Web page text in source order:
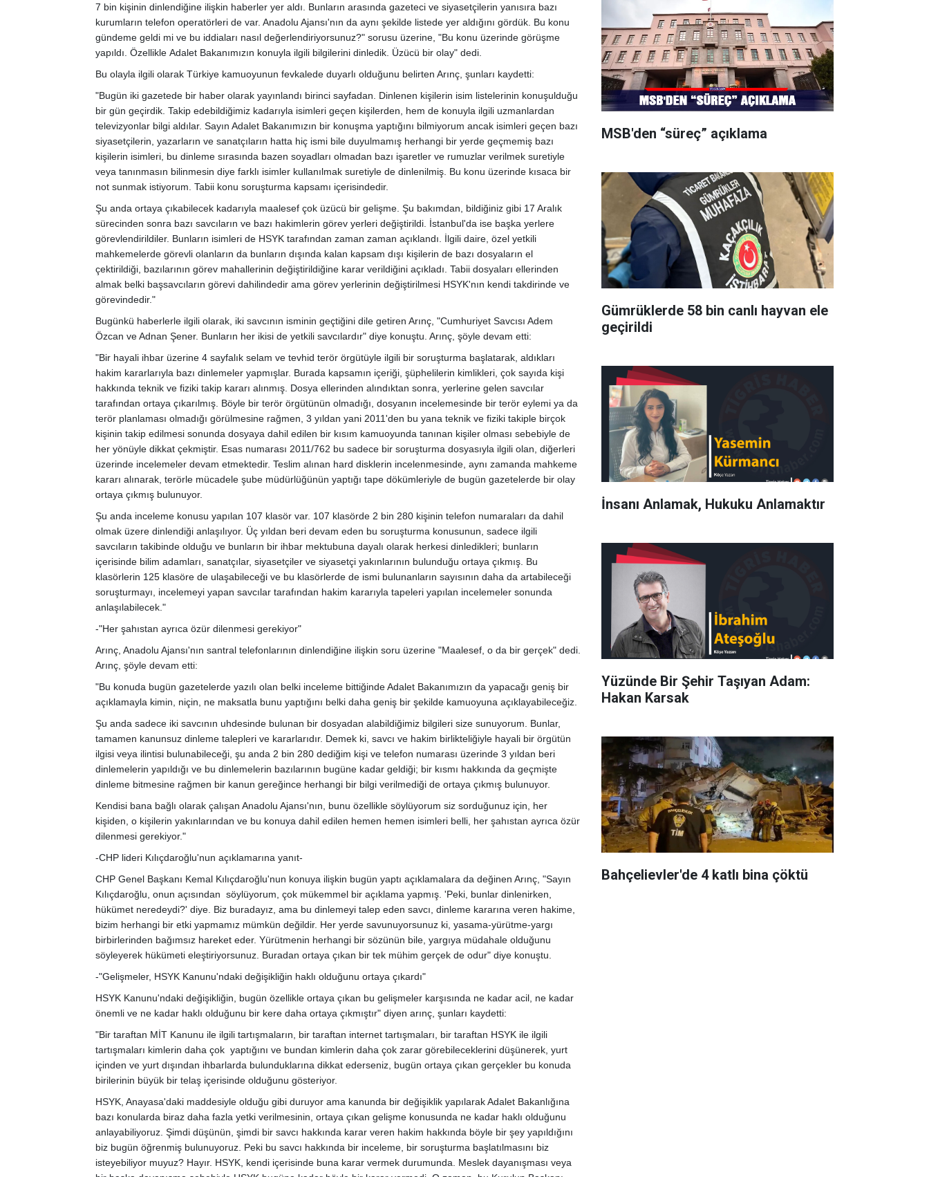
7 bin kişinin dinlendiğine ilişkin haberler yer aldı. Bunların arasında gazeteci ve siyasetçilerin yanısıra bazı
kurumların telefon operatörleri de var. Anadolu Ajansı'nın da aynı şekilde listede yer aldığını gördük. Bu konu
gündeme geldi mi ve bu iddiaları nasıl değerlendiriyorsunuz?" sorusu üzerine, "Bu konu üzerinde görüşme
yapıldı. Özellikle Adalet Bakanımızın konuyla ilgili bilgilerini dinledik. Üzücü bir olay" dedi.
Bu olayla ilgili olarak Türkiye kamuoyunun fevkalede duyarlı olduğunu belirten Arınç, şunları kaydetti:
"Bugün iki gazetede bir haber olarak yayınlandı birinci sayfadan. Dinlenen kişilerin isim listelerinin konuşulduğu
bir gün geçirdik. Takip edebildiğimiz kadarıyla isimleri geçen kişilerden, hem de konuyla ilgili uzmanlardan
televizyonlar bilgi aldılar. Sayın Adalet Bakanımızın bir konuşma yaptığını bilmiyorum ancak isimleri geçen bazı
siyasetçilerin, yazarların ve sanatçıların hatta hiç ismi bile duyulmamış herhangi bir yerde geçmemiş bazı
kişilerin isimleri, bu dinleme sırasında bazen soyadları olmadan bazı işaretler ve rumuzlar verilmek suretiyle
veya tanınmasın bilinmesin diye farklı isimler kullanılmak suretiyle de dinlenilmiş. Bu konu üzerinde kısaca bir
not sunmak istiyorum. Tabii konu soruşturma kapsamı içerisindedir.
Şu anda ortaya çıkabilecek kadarıyla maalesef çok üzücü bir gelişme. Şu bakımdan, bildiğiniz gibi 17 Aralık
sürecinden sonra bazı savcıların ve bazı hakimlerin görev yerleri değiştirildi. İstanbul'da ise başka yerlere
görevlendirildiler. Bunların isimleri de HSYK tarafından zaman zaman açıklandı. İlgili daire, özel yetkili
mahkemelerde görevli olanların da bunların dışında kalan kapsam dışı kişilerin de bazı dosyaların el
çektirildiği, bazılarının görev mahallerinin değiştirildiğine karar verildiğini açıkladı. Tabii dosyaları ellerinden
almak belki başsavcıların görevi dahilindedir ama görev yerlerinin değiştirilmesi HSYK'nın kendi takdirinde ve
görevindedir."
Bugünkü haberlerle ilgili olarak, iki savcının isminin geçtiğini dile getiren Arınç, "Cumhuriyet Savcısı Adem
Özcan ve Adnan Şener. Bunların her ikisi de yetkili savcılardır" diye konuştu. Arınç, şöyle devam etti:
"Bir hayali ihbar üzerine 4 sayfalık selam ve tevhid terör örgütüyle ilgili bir soruşturma başlatarak, aldıkları
hakim kararlarıyla bazı dinlemeler yapmışlar. Burada kapsamın içeriği, şüphelilerin kimlikleri, çok sayıda kişi
hakkında teknik ve fiziki takip kararı alınmış. Dosya ellerinden alındıktan sonra, yerlerine gelen savcılar
tarafından ortaya çıkarılmış. Böyle bir terör örgütünün olmadığı, dosyanın incelemesinde bir terör eylemi ya da
terör planlaması olmadığı görülmesine rağmen, 3 yıldan yani 2011'den bu yana teknik ve fiziki takiple birçok
kişinin takip edilmesi sonunda dosyaya dahil edilen bir kısım kamuoyunda tanınan kişiler olması sebebiyle de
her yönüyle dikkat çekmiştir. Esas numarası 2011/762 bu sadece bir soruşturma dosyasıyla ilgili olan, diğerleri
üzerinde incelemeler devam etmektedir. Teslim alınan hard disklerin incelenmesinde, aynı zamanda mahkeme
kararı alınarak, terörle mücadele şube müdürlüğünün yaptığı tape dökümleriyle de bugün gazetelerde bir olay
ortaya çıkmış bulunuyor.
Şu anda inceleme konusu yapılan 107 klasör var. 107 klasörde 2 bin 280 kişinin telefon numaraları da dahil
olmak üzere dinlendiği anlaşılıyor. Üç yıldan beri devam eden bu soruşturma konusunun, sadece ilgili
savcıların takibinde olduğu ve bunların bir ihbar mektubuna dayalı olarak herkesi dinledikleri; bunların
içerisinde bilim adamları, sanatçılar, siyasetçiler ve siyasetçi yakınlarının bulunduğu ortaya çıkmış. Bu
klasörlerin 125 klasöre de ulaşabileceği ve bu klasörlerde de ismi bulunanların sayısının daha da artabileceği
soruşturmayı, incelemeyi yapan savcılar tarafından hakim kararıyla tapeleri yapılan incelemeler sonunda
anlaşılabilecek."
-"Her şahıstan ayrıca özür dilenmesi gerekiyor"
Arınç, Anadolu Ajansı'nın santral telefonlarının dinlendiğine ilişkin soru üzerine "Maalesef, o da bir gerçek" dedi.
Arınç, şöyle devam etti:
"Bu konuda bugün gazetelerde yazılı olan belki inceleme bittiğinde Adalet Bakanımızın da yapacağı geniş bir
açıklamayla kimin, niçin, ne maksatla bunu yaptığını belki daha geniş bir şekilde kamuoyuna açıklayabileceğiz.
Şu anda sadece iki savcının uhdesinde bulunan bir dosyadan alabildiğimiz bilgileri size sunuyorum. Bunlar,
tamamen kanunsuz dinleme talepleri ve kararlarıdır. Demek ki, savcı ve hakim birlikteliğiyle hayali bir örgütün
ilgisi veya ilintisi bulunabileceği, şu anda 2 bin 280 dediğim kişi ve telefon numarası üzerinde 3 yıldan beri
dinlemelerin yapıldığı ve bu dinlemelerin bazılarının bugüne kadar geldiği; bir kısmı hakkında da geçmişte
dinleme bitmesine rağmen bir kanun gereğince herhangi bir bilgi verilmediği de ortaya çıkmış bulunuyor.
Kendisi bana bağlı olarak çalışan Anadolu Ajansı'nın, bunu özellikle söylüyorum siz sorduğunuz için, her
kişiden, o kişilerin yakınlarından ve bu konuya dahil edilen hemen hemen isimleri belli, her şahıstan ayrıca özür
dilenmesi gerekiyor."
-CHP lideri Kılıçdaroğlu'nun açıklamarına yanıt-
CHP Genel Başkanı Kemal Kılıçdaroğlu'nun konuya ilişkin bugün yaptı açıklamalara da değinen Arınç, "Sayın
Kılıçdaroğlu, onun açısından söylüyorum, çok mükemmel bir açıklama yapmış. 'Peki, bunlar dinlenirken,
hükümet neredeydi?' diye. Biz buradayız, ama bu dinlemeyi talep eden savcı, dinleme kararına veren hakime,
bizim herhangi bir etki yapmamız mümkün değildir. Her yerde savunuyorsunuz ki, yasama-yürütme-yargı
birbirlerinden bağımsız hareket eder. Yürütmenin herhangi bir sözünün bile, yargıya müdahale olduğunu
söyleyerek hükümeti eleştiriyorsunuz. Buradan ortaya çıkan bir tek mühim gerçek de odur" diye konuştu.
-"Gelişmeler, HSYK Kanunu'ndaki değişikliğin haklı olduğunu ortaya çıkardı"
HSYK Kanunu'ndaki değişikliğin, bugün özellikle ortaya çıkan bu gelişmeler karşısında ne kadar acil, ne kadar
önemli ve ne kadar haklı olduğunu bir kere daha ortaya çıkmıştır" diyen arınç, şunları kaydetti:
"Bir taraftan MİT Kanunu ile ilgili tartışmaların, bir taraftan internet tartışmaları, bir taraftan HSYK ile ilgili
tartışmaları kimlerin daha çok yaptığını ve bundan kimlerin daha çok zarar görebileceklerini düşünerek, yurt
içinden ve yurt dışından ihbarlarda bulunduklarına dikkat ederseniz, bugün ortaya çıkan gerçekler bu konuda
birilerinin büyük bir telaş içerisinde olduğunu gösteriyor.
HSYK, Anayasa'daki maddesiyle olduğu gibi duruyor ama kanunda bir değişiklik yapılarak Adalet Bakanlığına
bazı konularda biraz daha fazla yetki verilmesinin, ortaya çıkan gelişme konusunda ne kadar haklı olduğunu
anlayabiliyoruz. Şimdi düşünün, şimdi bir savcı hakkında karar veren hakim hakkında böyle bir şey yapıldığını
biz bugün öğrenmiş bulunuyoruz. Peki bu savcı hakkında bir inceleme, bir soruşturma başlatılmasını biz
isteyebiliyor muyuz? Hayır. HSYK, kendi içerisinde buna karar vermek durumunda. Meslek dayanışması veya
MSB'den “süreç” açıklama
Gümrüklerde 58 bin canlı hayvan ele
geçirildi
İnsanı Anlamak, Hukuku Anlamaktır
Yüzünde Bir Şehir Taşıyan Adam:
Hakan Karsak
Bahçelievler'de 4 katlı bina çöktü